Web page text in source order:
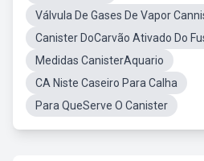
Válvula De Gases De Vapor
Canister DoCarvão Ativado Do
Medidas CanisterAquario
CA Niste Caseiro Para Calha
Para QueServe O Canister